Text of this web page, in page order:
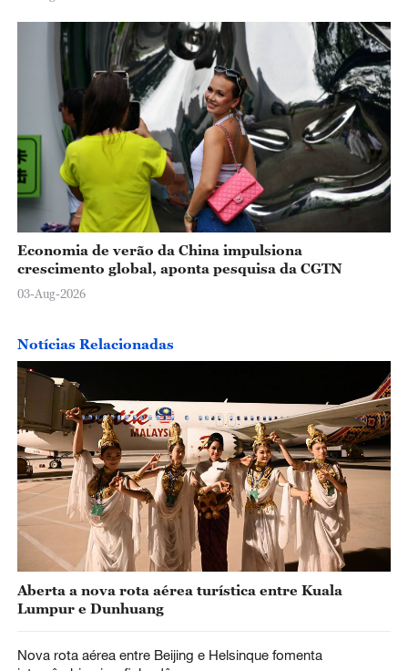
Economia de verão da China impulsiona
crescimento global, aponta pesquisa da CGTN
03-Aug-2026
Notícias Relacionadas
Aberta a nova rota aérea turística entre Kuala
Lumpur e Dunhuang
Nova rota aérea entre Beijing e Helsinque fomenta